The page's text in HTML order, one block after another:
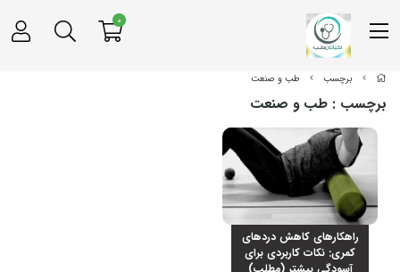
برچسب طب و صنعت
برچسب : طب و صنعت
راهکارهای کاهش دردهای
کمری: نکات کاربردی برای
آسودگی بیشتر (مطلب)
0